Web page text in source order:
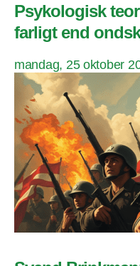
Psykologisk
farligt end
mandag, 25 oktober